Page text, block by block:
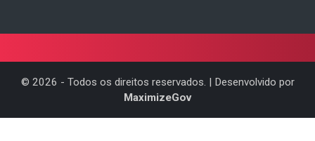
© 2026 - Todos os direitos reservados. | Desenvolvido por
MaximizeGov